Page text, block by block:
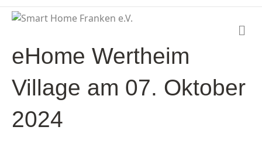
a
eHome Wertheim
Village am 07. Oktober
2024